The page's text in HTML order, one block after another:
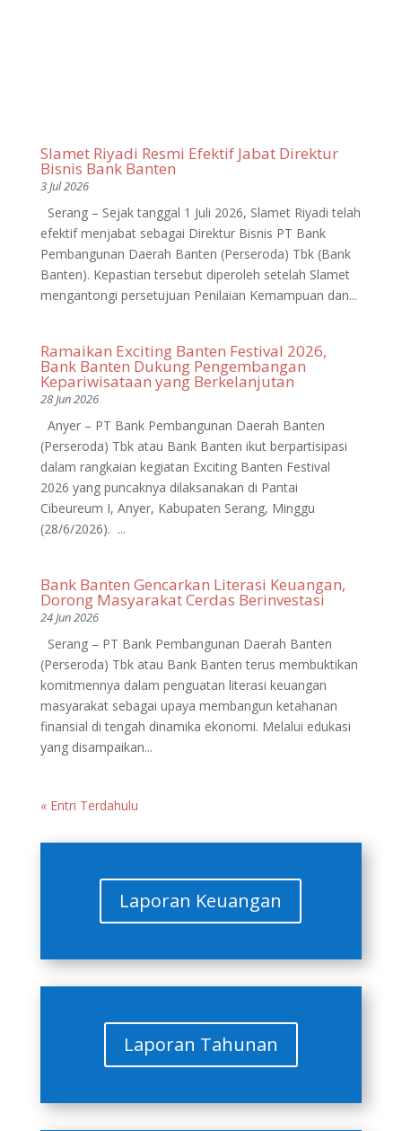
Slamet Riyadi Resmi Efektif Jabat Direktur
Bisnis Bank Banten
3 Jul 2026
Serang – Sejak tanggal 1 Juli 2026, Slamet Riyadi telah
efektif menjabat sebagai Direktur Bisnis PT Bank
Pembangunan Daerah Banten (Perseroda) Tbk (Bank
Banten). Kepastian tersebut diperoleh setelah Slamet
mengantongi persetujuan Penilaian Kemampuan dan...
Ramaikan Exciting Banten Festival 2026,
Bank Banten Dukung Pengembangan
Kepariwisataan yang Berkelanjutan
28 Jun 2026
Anyer – PT Bank Pembangunan Daerah Banten
(Perseroda) Tbk atau Bank Banten ikut berpartisipasi
dalam rangkaian kegiatan Exciting Banten Festival
2026 yang puncaknya dilaksanakan di Pantai
Cibeureum I, Anyer, Kabupaten Serang, Minggu
(28/6/2026). ...
Bank Banten Gencarkan Literasi Keuangan,
Dorong Masyarakat Cerdas Berinvestasi
24 Jun 2026
Serang – PT Bank Pembangunan Daerah Banten
(Perseroda) Tbk atau Bank Banten terus membuktikan
komitmennya dalam penguatan literasi keuangan
masyarakat sebagai upaya membangun ketahanan
finansial di tengah dinamika ekonomi. Melalui edukasi
yang disampaikan...
« Entri Terdahulu
Laporan Keuangan
Laporan Tahunan